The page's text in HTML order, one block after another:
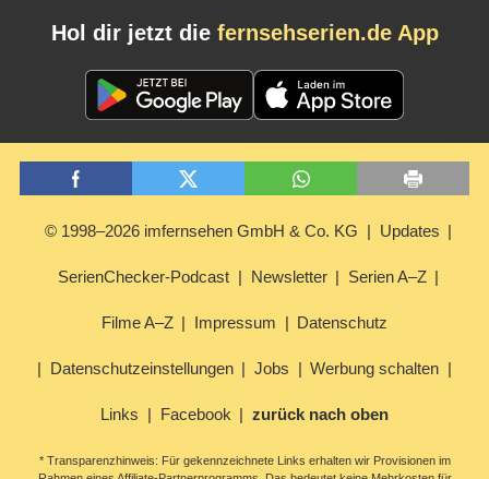
Hol dir jetzt die fernsehserien.de App
© 1998–2026 imfernsehen GmbH & Co. KG Updates
SerienChecker-Podcast Newsletter Serien A–Z
Filme A–Z Impressum Datenschutz
Datenschutzeinstellungen Jobs Werbung schalten
Links Facebook zurück nach oben
* Transparenzhinweis: Für gekennzeichnete Links erhalten wir Provisionen im